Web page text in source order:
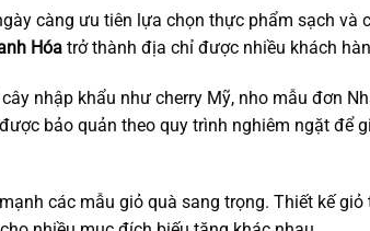
càng ưu tiên lựa chọn thực phẩm sạch và
Hóatrở thành địa chỉ được nhiều khách
nhập khẩu như cherry Mỹ, nho mẫu đơn
bảo quản theo quy trình nghiêm ngặt để
các mẫu giỏ quà sang trọng. Thiết kế